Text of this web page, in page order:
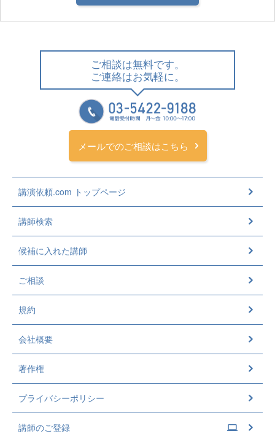
ご相談は無料です。
ご連絡はお気軽に。
メールでのご相談はこちら
講演依頼.com トップページ
講師検索
候補に入れた講師
ご相談
規約
会社概要
著作権
プライバシーポリシー
講師のご登録